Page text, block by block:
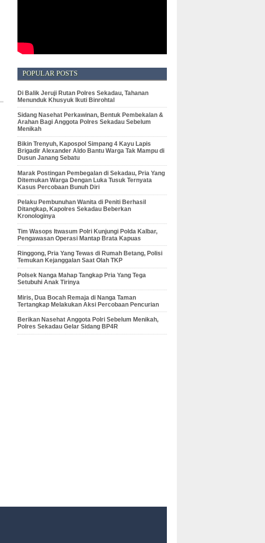
POPULAR POSTS
Di Balik Jeruji Rutan Polres Sekadau, Tahanan
Menunduk Khusyuk Ikuti Binrohtal
Sidang Nasehat Perkawinan, Bentuk Pembekalan &
Arahan Bagi Anggota Polres Sekadau Sebelum
Menikah
Bikin Trenyuh, Kapospol Simpang 4 Kayu Lapis
Brigadir Alexander Aldo Bantu Warga Tak Mampu di
Dusun Janang Sebatu
Marak Postingan Pembegalan di Sekadau, Pria Yang
Ditemukan Warga Dengan Luka Tusuk Ternyata
Kasus Percobaan Bunuh Diri
Pelaku Pembunuhan Wanita di Peniti Berhasil
Ditangkap, Kapolres Sekadau Beberkan
Kronologinya
Tim Wasops Itwasum Polri Kunjungi Polda Kalbar,
Pengawasan Operasi Mantap Brata Kapuas
Ringgong, Pria Yang Tewas di Rumah Betang, Polisi
Temukan Kejanggalan Saat Olah TKP
Polsek Nanga Mahap Tangkap Pria Yang Tega
Setubuhi Anak Tirinya
Miris, Dua Bocah Remaja di Nanga Taman
Tertangkap Melakukan Aksi Percobaan Pencurian
Berikan Nasehat Anggota Polri Sebelum Menikah,
Polres Sekadau Gelar Sidang BP4R